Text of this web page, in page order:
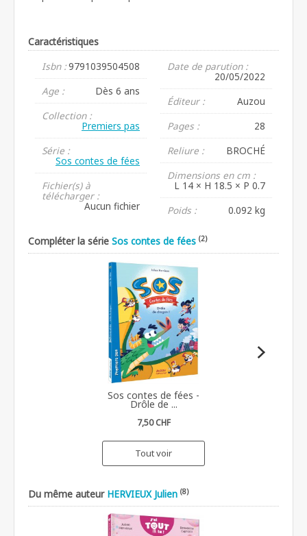
Caractéristiques
Isbn :9791039504508
Age :
Dès 6 ans
Collection :
Premiers pas
Série :
Sos contes de fées
Fichier(s) à
télécharger :
Aucun fichier
Date de parution :
20/05/2022
Éditeur :
Auzou
Pages :
28
Reliure :
BROCHÉ
Dimensions en cm :
L 14 × H 18.5 × P 0.7
Poids :
0.092 kg
Compléter la série Sos contes de fées (2)
Sos contes de fées -
Drôle de ...
7,50 CHF
Tout voir
Du même auteur HERVIEUX Julien (8)